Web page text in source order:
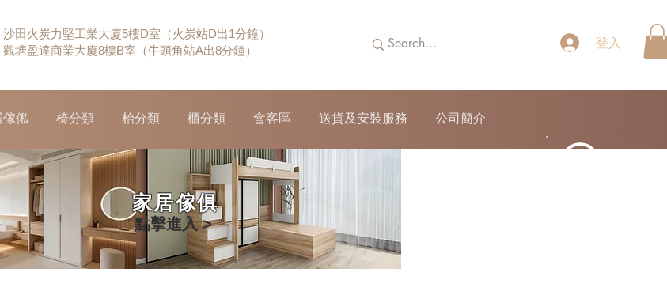
沙田火炭力堅工業大廈5樓D室（火炭站D出1分鐘）
觀塘盈達商業大廈8樓B室（牛頭角站A出8分鐘）
登入
傢俬 椅分類 枱分類 櫃分類 會客區 送貨及安裝服務 公司簡介
家居傢俱
點擊進入 >